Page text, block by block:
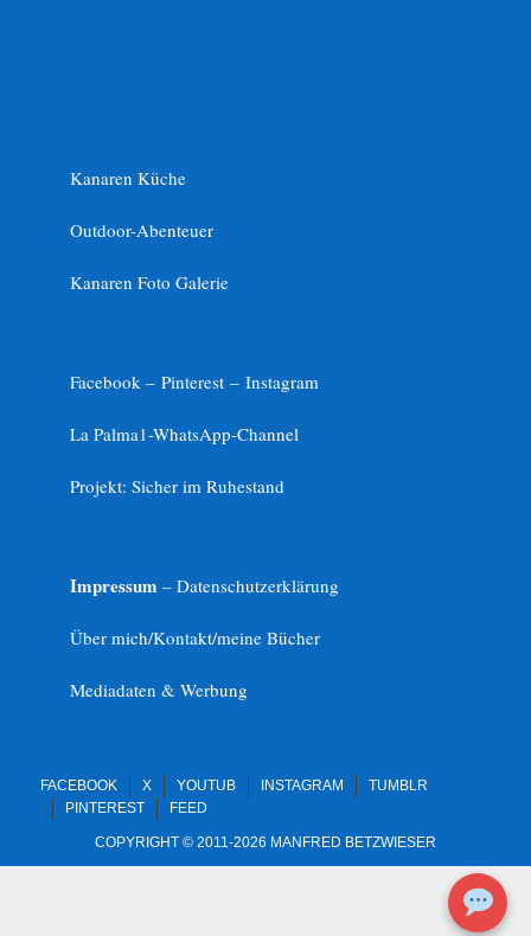
Kanaren Küche
Outdoor-Abenteuer
Kanaren Foto Galerie
Facebook – Pinterest – Instagram
La Palma1-WhatsApp-Channel
Projekt: Sicher im Ruhestand
Impressum – Datenschutzerklärung
Über mich/Kontakt/meine Bücher
Mediadaten & Werbung
FACEBOOK X YOUTUB INSTAGRAM
TUMBLR
PINTEREST
FEED
COPYRIGHT © 2011-2026 MANFRED BETZWIESER